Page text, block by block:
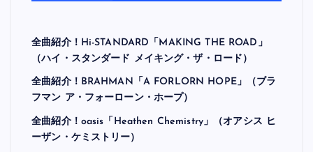
全曲紹介！Hi-STANDARD「MAKING THE ROAD」
（ハイ・スタンダード メイキング・ザ・ロード）
全曲紹介！BRAHMAN「A FORLORN HOPE」（ブラ
フマン ア・フォーローン・ホープ）
全曲紹介！oasis「Heathen Chemistry」（オアシス ヒ
ーザン・ケミストリー）